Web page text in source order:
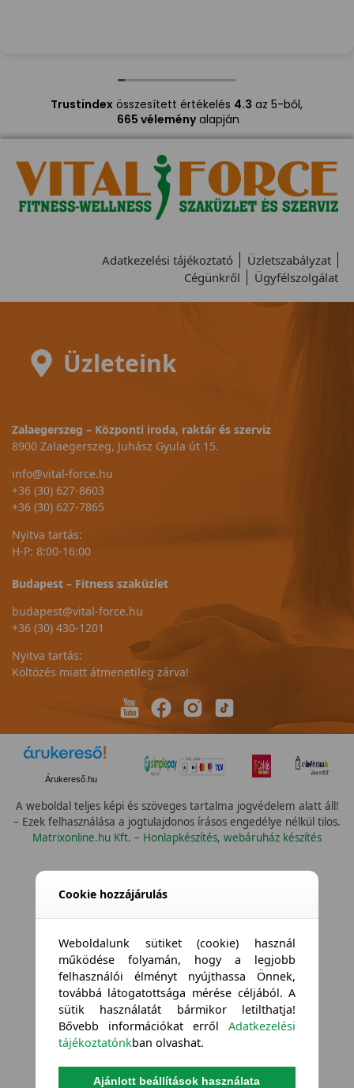
Trustindexösszesített értékelés 4.3 az 5-ből,
665 véleményalapján
Adatkezelési tájékoztató
Üzletszabályzat
Cégünkről
Ügyfélszolgálat
Üzleteink
Zalaegerszeg – Központi iroda, raktár és szerviz
8900 Zalaegerszeg, Juhász Gyula út 15.
info@vital-force.hu
+36 (30) 627-8603
+36 (30) 627-7865
Nyitva tartás:
H-P: 8:00-16:00
Budapest – Fitness szaküzlet
budapest@vital-force.hu
+36 (30) 430-1201
Nyitva tartás:
Költözés miatt átmenetileg zárva!
Árukereső.hu
A weboldal teljes képi és szöveges tartalma jogvédelem alatt áll!
– Ezek felhasználása a jogtulajdonos írásos engedélye nélkül tilos.
Matrixonline.hu Kft. – Honlapkészítés, webáruház készítés
Cookie hozzájárulás
Weboldalunk sütiket (cookie) használ
működése folyamán, hogy a legjobb
felhasználói élményt nyújthassa Önnek,
továbbá látogatottsága mérése céljából. A
sütik használatát bármikor letilthatja!
Bővebb információkat errőlAdatkezelési
tájékoztatónkban olvashat.
Ajánlott beállítások használata